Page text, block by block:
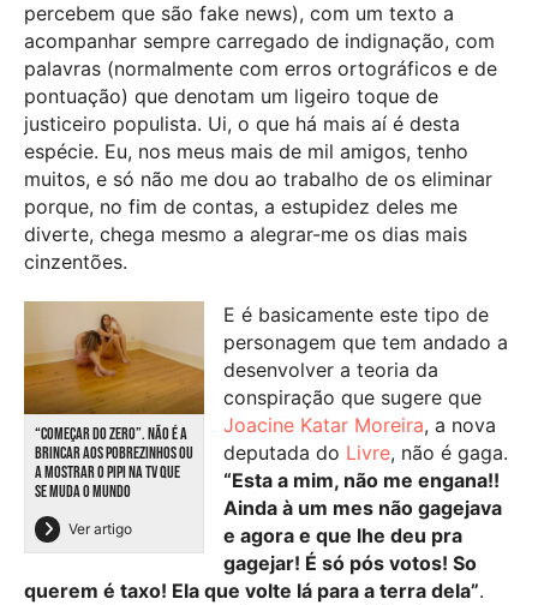
percebem que são fake news), com um texto a
acompanhar sempre carregado de indignação, com
palavras (normalmente com erros ortográficos e de
pontuação) que denotam um ligeiro toque de
justiceiro populista. Ui, o que há mais aí é desta
espécie. Eu, nos meus mais de mil amigos, tenho
muitos, e só não me dou ao trabalho de os eliminar
porque, no fim de contas, a estupidez deles me
diverte, chega mesmo a alegrar-me os dias mais
cinzentões.
“COMEÇAR DO ZERO”. NÃO É A
BRINCAR AOS POBREZINHOS OU
A MOSTRAR O PIPI NA TV QUE
SE MUDA O MUNDO
Ver artigo
E é basicamente este tipo de
personagem que tem andado a
desenvolver a teoria da
conspiração que sugere que
Joacine Katar Moreira, a nova
deputada do Livre, não é gaga.
“Esta a mim, não me engana!!
Ainda à um mes não gagejava
e agora e que lhe deu pra
gagejar! É só pós votos! So
querem é taxo! Ela que volte lá para a terra dela”.